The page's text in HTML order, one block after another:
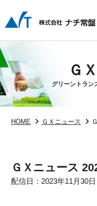
Ｇ
グリーントラン
HOME ＧＸニュース
ＧＸニュース
配信日：2023年11月30日